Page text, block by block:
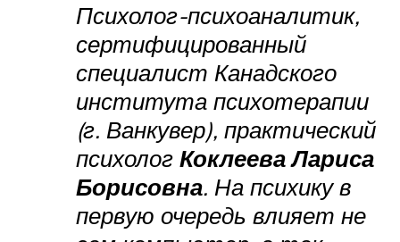
Психолог-психоаналитик,
сертифицированный
специалист Канадского
института психотерапии
(г. Ванкувер), практический
психолог Коклеева Лариса
Борисовна. На психику в
первую очередь влияет не